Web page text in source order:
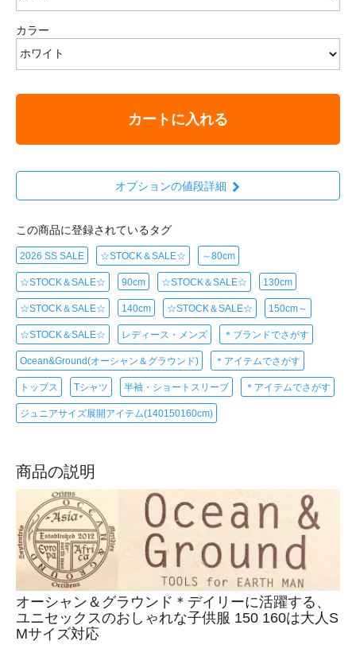
カラー
カートに入れる
オプションの値段詳細
この商品に登録されているタグ
2026 SS SALE ☆STOCK＆SALE☆ ～80cm
☆STOCK＆SALE☆ 90cm ☆STOCK＆SALE☆ 130cm
☆STOCK＆SALE☆ 140cm ☆STOCK＆SALE☆ 150cm～
☆STOCK＆SALE☆ レディース・メンズ ＊ブランドでさがす
Ocean&Ground(オーシャン＆グラウンド) ＊アイテムでさがす
トップス Tシャツ 半袖・ショートスリーブ ＊アイテムでさがす
ジュニアサイズ展開アイテム(140150160cm)
商品の説明
オーシャン＆グラウンド＊デイリーに活躍する、
ユニセックスのおしゃれな子供服 150 160は大人S
Mサイズ対応